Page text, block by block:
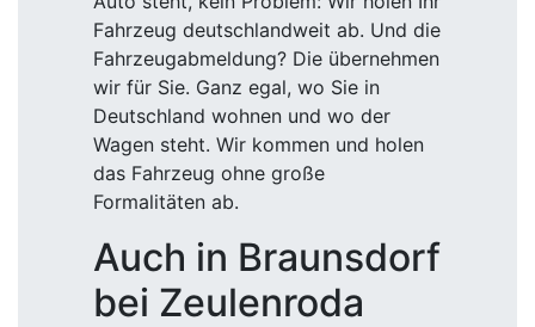
Fahrzeug deutschlandweit ab. Und die
Fahrzeugabmeldung? Die übernehmen
wir für Sie. Ganz egal, wo Sie in
Deutschland wohnen und wo der
Wagen steht. Wir kommen und holen
das Fahrzeug ohne große
Formalitäten ab.
Auch in Braunsdorf
bei Zeulenroda